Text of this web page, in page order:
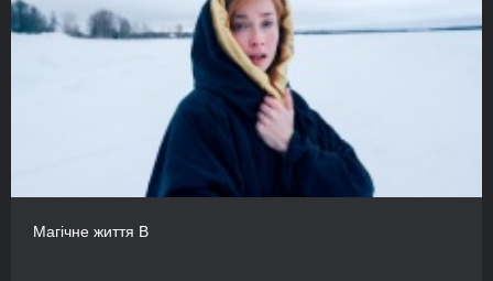
Магічне життя В